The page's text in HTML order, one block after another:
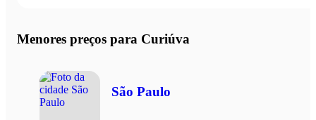
Menores preços para Curiúva
São Paulo